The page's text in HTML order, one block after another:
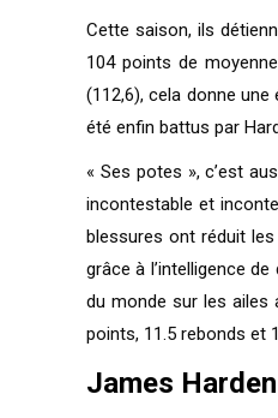
Cette saison, ils
104 points de
(112,6), cela donne
été enfin battus par
« Ses potes », c’est
incontestable et
blessures ont réduit
grâce à l’intelligence
du monde sur les ailes
points, 11.5 rebonds et
James